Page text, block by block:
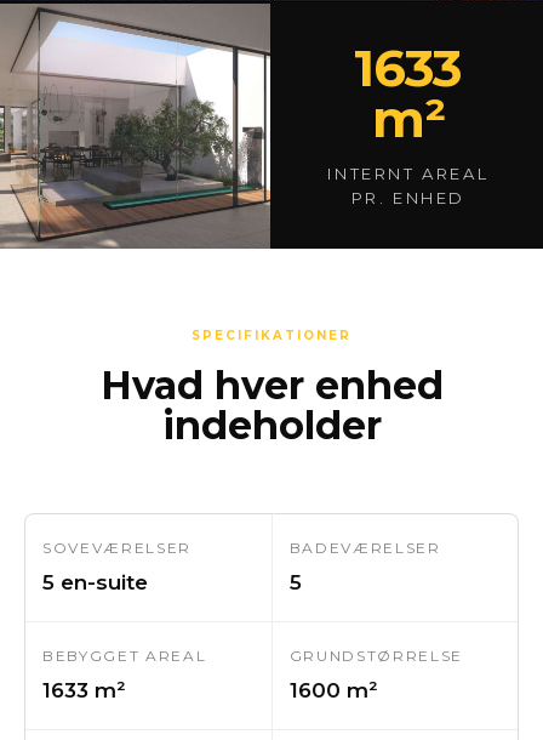
1633
m²
INTERNT AREAL
PR. ENHED
SPECIFIKATIONER
Hvad hver enhed
indeholder
SOVEVÆRELSER
5 en-suite
BADEVÆRELSER
5
BEBYGGET AREAL
1633 m²
GRUNDSTØRRELSE
1600 m²